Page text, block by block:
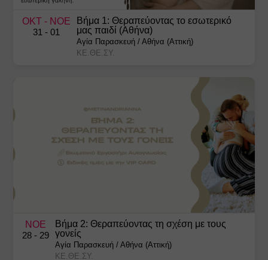
ΟΚΤ
- ΝΟΕ
31 - 01
Βήμα 1: Θεραπεύοντας το εσωτερικό
μας παιδί (Αθήνα)
Αγία Παρασκευή /Αθήνα (Αττική)
ΚΕ.ΘΕ.ΣΥ.
ΝΟΕ
28 - 29
Βήμα 2: Θεραπεύοντας τη σχέση με τους
γονείς
Αγία Παρασκευή /Αθήνα (Αττική)
ΚΕ.ΘΕ.ΣΥ.